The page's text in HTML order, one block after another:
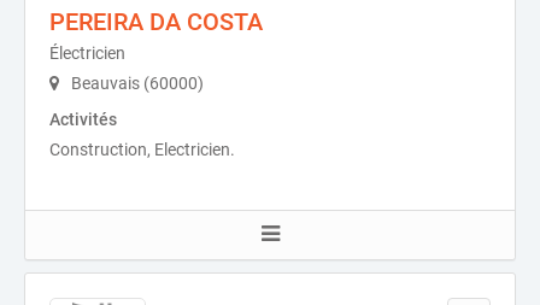
PEREIRA DA COSTA
Électricien
Beauvais (60000)
Activités
Construction, Electricien.